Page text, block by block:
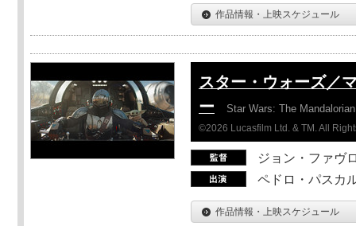
作品情報・上映スケジュール
スター・ウォーズ／
ー
Star Wars: The
©2026 Lucasfilm Ltd. & TM. All
ジョン・ファヴ
ペドロ・パスカ
作品情報・上映スケジュール